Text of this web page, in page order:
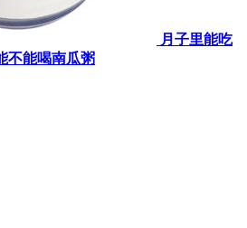
月子里能吃
不能喝南瓜粥